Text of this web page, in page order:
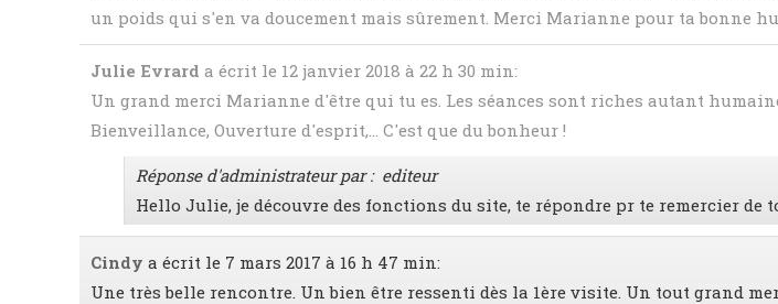
un poids qui s'en va doucement mais sûrement. Merci Marianne pour ta bonne
Julie Evrard a écrit le 12 janvier 2018 à 22 h 30 min:
Un grand merci Marianne d'être qui tu es. Les séances sont riches autant
Bienveillance, Ouverture d'esprit,... C'est que du bonheur !
Réponse d'administrateur par : editeur
Hello Julie, je découvre des fonctions du site, te répondre pr te remercier de
Cindy a écrit le 7 mars 2017 à 16 h 47 min:
Une très belle rencontre. Un bien être ressenti dès la 1ère visite. Un tout grand